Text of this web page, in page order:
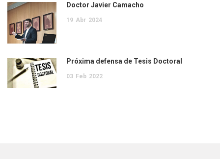
Doctor Javier Camacho
19 Abr 2024
Próxima defensa de Tesis Doctoral
03 Feb 2022